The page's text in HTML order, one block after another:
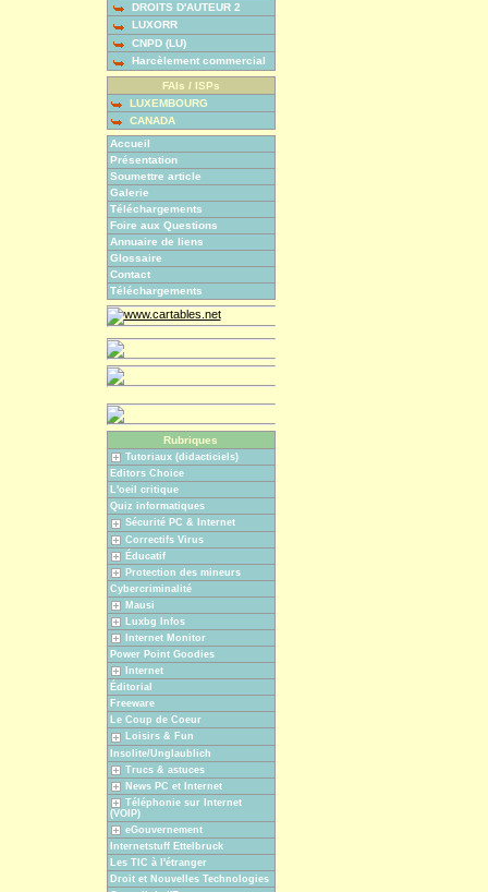
DROITS D'AUTEUR 2
LUXORR
CNPD (LU)
Harcèlement commercial
FAIs / ISPs
LUXEMBOURG
CANADA
Accueil
Présentation
Soumettre article
Galerie
Téléchargements
Foire aux Questions
Annuaire de liens
Glossaire
Contact
Téléchargements
Rubriques
Tutoriaux (didacticiels)
Editors Choice
L'oeil critique
Quiz informatiques
Sécurité PC & Internet
Correctifs Virus
Éducatif
Protection des mineurs
Cybercriminalité
Mausi
Luxbg Infos
Internet Monitor
Power Point Goodies
Internet
Éditorial
Freeware
Le Coup de Coeur
Loisirs & Fun
Insolite/Unglaublich
Trucs & astuces
News PC et Internet
Téléphonie sur Internet
(VOIP)
eGouvernement
Internetstuff Ettelbruck
Les TIC à l'étranger
Droit et Nouvelles Technologies